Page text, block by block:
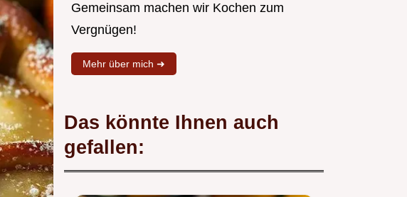
Gemeinsam machen wir Kochen zum
Vergnügen!
Mehr über mich ➜
Das könnte Ihnen auch
gefallen: